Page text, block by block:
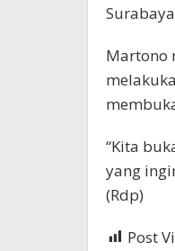
Martono
“Kita
yang
(Rdp)
Post